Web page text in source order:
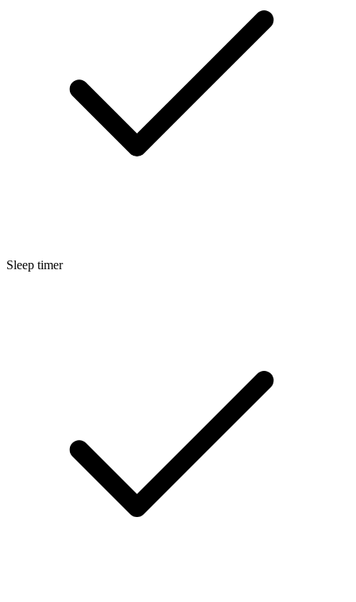
Sleep timer